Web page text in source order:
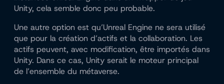
Unity, cela semble donc peu probable.
Une autre option est qu’Unreal Engine ne sera utilisé
que pour la création d’actifs et la collaboration. Les
actifs peuvent, avec modification, être importés dans
Unity. Dans ce cas, Unity serait le moteur principal
de l’ensemble du métaverse.